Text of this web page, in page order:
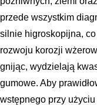
przede wszystkim
silnie higroskopijna,
rozwoju korozji
gnijąc, wydzielają
gumowe. Aby
wstępnego przy